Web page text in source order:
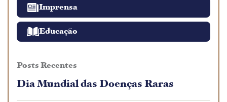
Imprensa
Educação
Posts Recentes
Dia Mundial das Doenças Raras